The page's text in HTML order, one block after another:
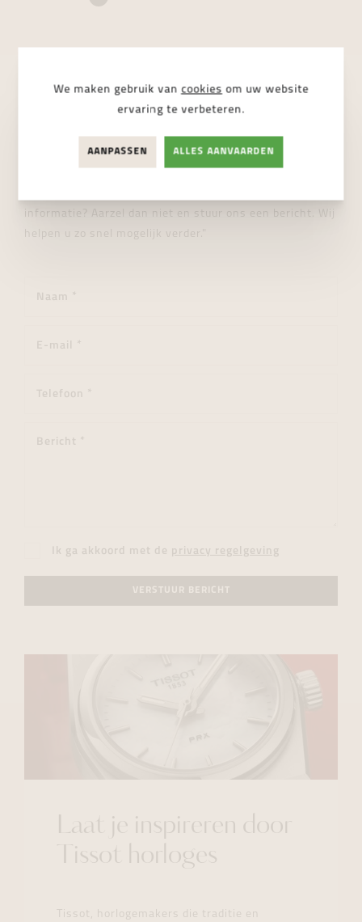
STUUR ONS EEN BERICHT
Wij helpen je graag verder!
informatie? Aarzel dan niet en stuur ons een bericht. Wij
helpen u zo snel mogelijk verder."
Ik ga akkoord met de privacy regelgeving
VERSTUUR BERICHT
Laat je inspireren door
Tissot horloges
Tissot, horlogemakers die traditie en
We maken gebruik van cookies om uw website
ervaring te verbeteren.
AANPASSEN ALLES AANVAARDEN